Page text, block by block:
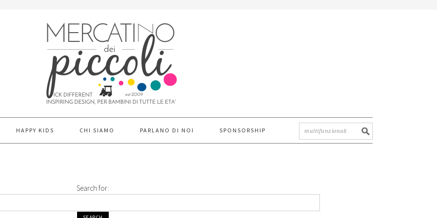
HAPPY KIDS CHI SIAMO PARLANO DI NOI SPONSORSHIP
Search for: